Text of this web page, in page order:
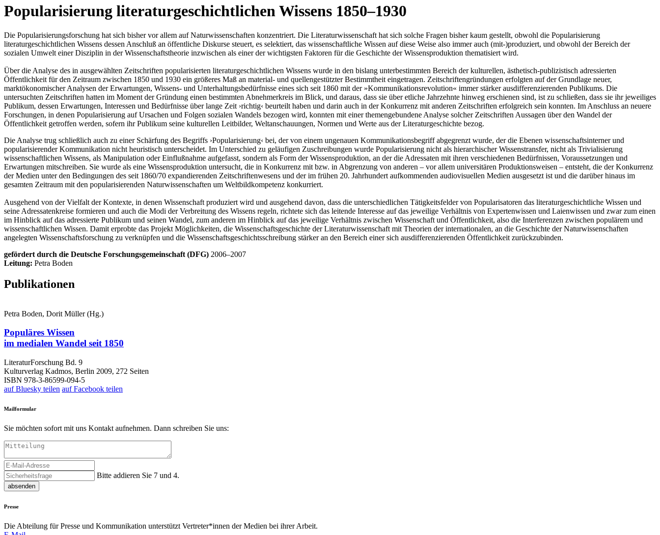
Popularisierung literaturgeschichtlichen Wissens 1850–1930
Die Popularisierungsforschung hat sich bisher vor allem auf Naturwissenschaften konzentriert. Die Literaturwissenschaft hat sich solche Fragen bisher kaum gestellt, obwohl die Popularisierung
literaturgeschichtlichen Wissens dessen Anschluß an öffentliche Diskurse steuert, es selektiert, das wissenschaftliche Wissen auf diese Weise also immer auch (mit-)produziert, und obwohl der Bereich der
sozialen Umwelt einer Disziplin in der Wissenschaftstheorie inzwischen als einer der wichtigsten Faktoren für die Geschichte der Wissensproduktion thematisiert wird.
Über die Analyse des in ausgewählten Zeitschriften popularisierten literaturgeschichtlichen Wissens wurde in den bislang unterbestimmten Bereich der kulturellen, ästhetisch-publizistisch adressierten
Öffentlichkeit für den Zeitraum zwischen 1850 und 1930 ein größeres Maß an material- und quellengestützter Bestimmtheit eingetragen. Zeitschriftengründungen erfolgten auf der Grundlage neuer,
marktökonomischer Analysen der Erwartungen, Wissens- und Unterhaltungsbedürfnisse eines sich seit 1860 mit der »Kommunikationsrevolution« immer stärker ausdifferenzierenden Publikums. Die
untersuchten Zeitschriften hatten im Moment der Gründung einen bestimmten Abnehmerkreis im Blick, und daraus, dass sie über etliche Jahrzehnte hinweg erschienen sind, ist zu schließen, dass sie ihr jeweiliges
Publikum, dessen Erwartungen, Interessen und Bedürfnisse über lange Zeit ›richtig‹ beurteilt haben und darin auch in der Konkurrenz mit anderen Zeitschriften erfolgreich sein konnten. Im Anschluss an neuere
Forschungen, in denen Popularisierung auf Ursachen und Folgen sozialen Wandels bezogen wird, konnten mit einer themengebundene Analyse solcher Zeitschriften Aussagen über den Wandel der
Öffentlichkeit getroffen werden, sofern ihr Publikum seine kulturellen Leitbilder, Weltanschauungen, Normen und Werte aus der Literaturgeschichte bezog.
Die Analyse trug schließlich auch zu einer Schärfung des Begriffs ›Popularisierung‹ bei, der von einem ungenauen Kommunikationsbegriff abgegrenzt wurde, der die Ebenen wissenschaftsinterner und
popularisierender Kommunikation nicht heuristisch unterscheidet. Im Unterschied zu geläufigen Zuschreibungen wurde Popularisierung nicht als hierarchischer Wissenstransfer, nicht als Trivialisierung
wissenschaftlichen Wissens, als Manipulation oder Einflußnahme aufgefasst, sondern als Form der Wissensproduktion, an der die Adressaten mit ihren verschiedenen Bedürfnissen, Voraussetzungen und
Erwartungen mitschreiben. Sie wurde als eine Wissensproduktion untersucht, die in Konkurrenz mit bzw. in Abgrenzung von anderen – vor allem universitären Produktionsweisen – entsteht, die der Konkurrenz
der Medien unter den Bedingungen des seit 1860/70 expandierenden Zeitschriftenwesens und der im frühen 20. Jahrhundert aufkommenden audiovisuellen Medien ausgesetzt ist und die darüber hinaus im
gesamten Zeitraum mit den popularisierenden Naturwissenschaften um Weltbildkompetenz konkurriert.
Ausgehend von der Vielfalt der Kontexte, in denen Wissenschaft produziert wird und ausgehend davon, dass die unterschiedlichen Tätigkeitsfelder von Popularisatoren das literaturgeschichtliche Wissen und
seine Adressatenkreise formieren und auch die Modi der Verbreitung des Wissens regeln, richtete sich das leitende Interesse auf das jeweilige Verhältnis von Expertenwissen und Laienwissen und zwar zum einen
im Hinblick auf das adressierte Publikum und seinen Wandel, zum anderen im Hinblick auf das jeweilige Verhältnis zwischen Wissenschaft und Öffentlichkeit, also die Interferenzen zwischen populärem und
wissenschaftlichen Wissen. Damit erprobte das Projekt Möglichkeiten, die Wissenschaftsgeschichte der Literaturwissenschaft mit Theorien der internationalen, an die Geschichte der Naturwissenschaften
angelegten Wissenschaftsforschung zu verknüpfen und die Wissenschaftsgeschichtsschreibung stärker an den Bereich einer sich ausdifferenzierenden Öffentlichkeit zurückzubinden.
gefördert durch die Deutsche Forschungsgemeinschaft (DFG) 2006–2007
Leitung: Petra Boden
Publikationen
Petra Boden, Dorit Müller (Hg.)
Populäres Wissen
im medialen Wandel seit 1850
LiteraturForschung Bd. 9
Kulturverlag Kadmos, Berlin 2009, 272 Seiten
ISBN 978-3-86599-094-5
auf Bluesky teilen auf Facebook teilen
Mailformular
Sie möchten sofort mit uns Kontakt aufnehmen. Dann schreiben Sie uns:
Bitte addieren Sie 7 und 4.
absenden
Presse
Die Abteilung für Presse und Kommunikation unterstützt Vertreter*innen der Medien bei ihrer Arbeit.